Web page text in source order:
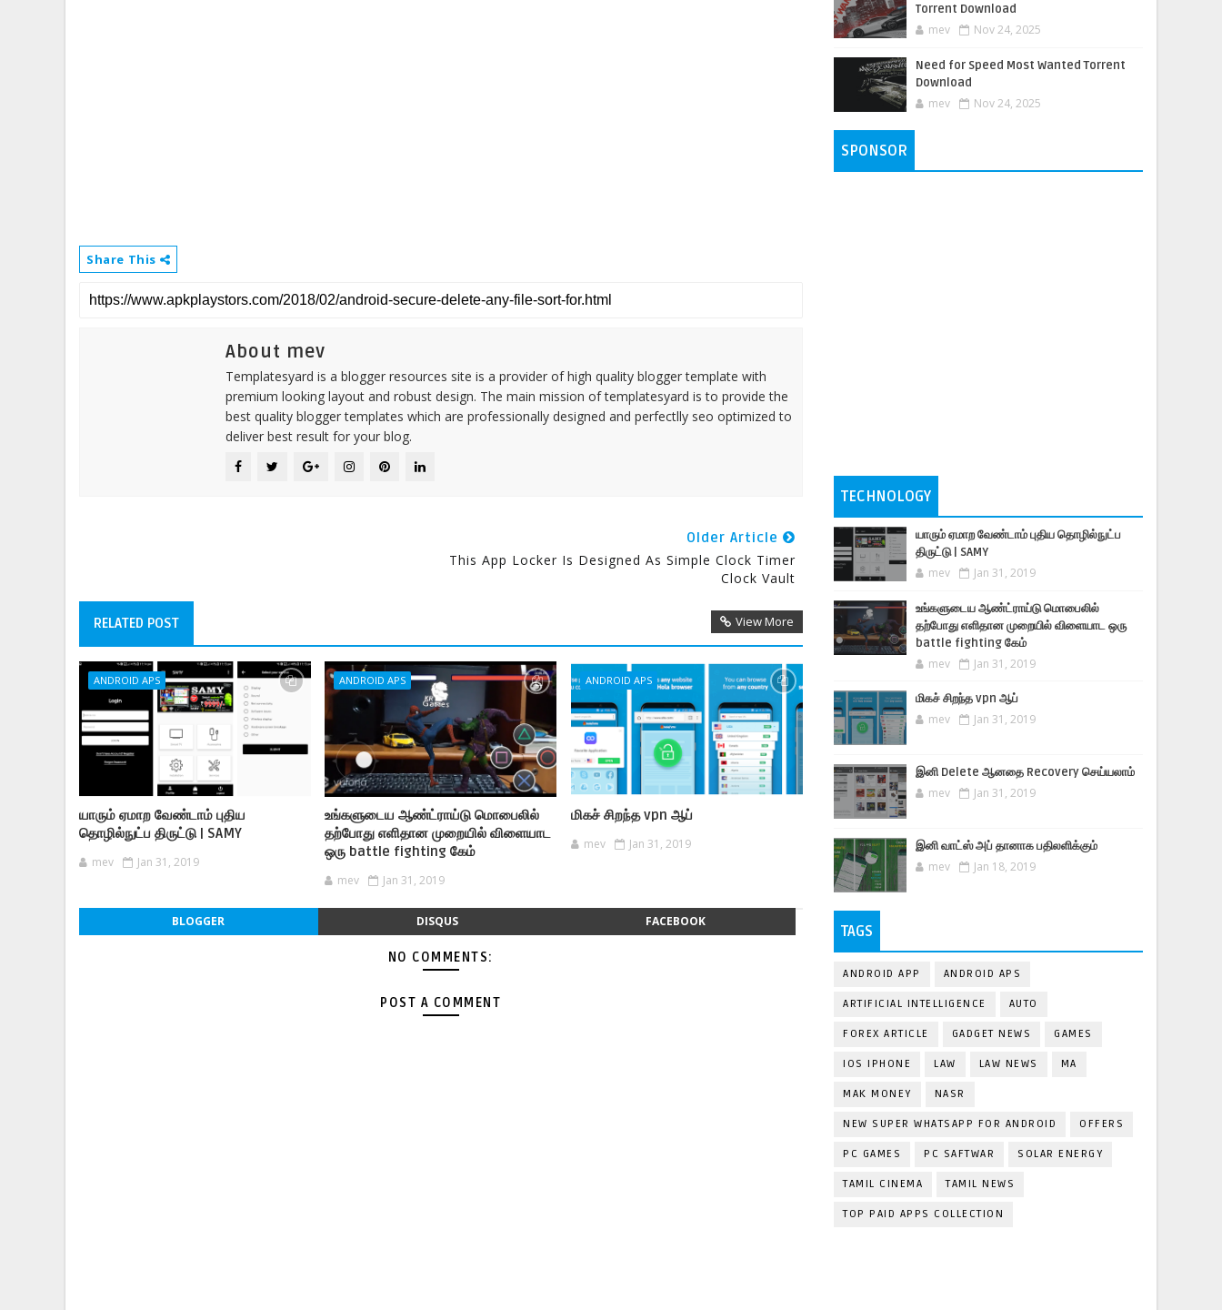
Share This
About mev
Templatesyard is a blogger resources site is a provider of high quality blogger template with
premium looking layout and robust design. The main mission of templatesyard is to provide the
best quality blogger templates which are professionally designed and perfectlly seo optimized to
deliver best result for your blog.
Older Article
This App Locker Is Designed As Simple Clock Timer
Clock Vault
RELATED POST View More
ANDROID APS
யாரும் ஏமாற வேண்டாம் புதிய
தொழில்நுட்ப திருட்டு | SAMY
mev Jan 31, 2019
ANDROID APS
உங்களுடைய ஆண்ட்ராய்டு மொபைலில்
தற்போது எளிதான முறையில் விளையாட
ஒரு battle fighting கேம்
mev Jan 31, 2019
ANDROID APS
மிகச் சிறந்த vpn ஆப்
mev Jan 31, 2019
BLOGGER DISQUS FACEBOOK
NO COMMENTS:
POST A COMMENT
Torrent Download
mev Nov 24, 2025
Need for Speed Most Wanted Torrent
Download
mev Nov 24, 2025
SPONSOR
TECHNOLOGY
யாரும் ஏமாற வேண்டாம் புதிய தொழில்நுட்ப
திருட்டு | SAMY
mev Jan 31, 2019
உங்களுடைய ஆண்ட்ராய்டு மொபைலில்
தற்போது எளிதான முறையில் விளையாட ஒரு
battle fighting கேம்
mev Jan 31, 2019
மிகச் சிறந்த vpn ஆப்
mev Jan 31, 2019
இனி Delete ஆனதை Recovery செய்யலாம்
mev Jan 31, 2019
இனி வாட்ஸ் அப் தானாக பதிலளிக்கும்
mev Jan 18, 2019
TAGS
ANDROID APP ANDROID APS
ARTIFICIAL INTELLIGENCE AUTO
FOREX ARTICLE GADGET NEWS GAMES
IOS IPHONE LAW LAW NEWS MA
MAK MONEY NASR
NEW SUPER WHATSAPP FOR ANDROID OFFERS
PC GAMES PC SAFTWAR SOLAR ENERGY
TAMIL CINEMA TAMIL NEWS
TOP PAID APPS COLLECTION